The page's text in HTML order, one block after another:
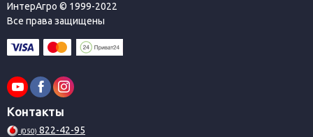
ИнтерАгро © 1999-2022
Все права защищены
Контакты
(050) 822-42-95